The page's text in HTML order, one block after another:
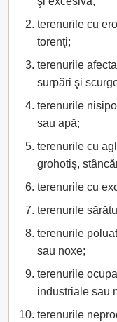
terenurile cu
torenţi;
terenurile
surpări şi
terenurile
sau apă;
terenurile cu
grohotiş,
terenurile cu
terenurile
terenurile
sau noxe;
terenurile
industriale sau
terenurile